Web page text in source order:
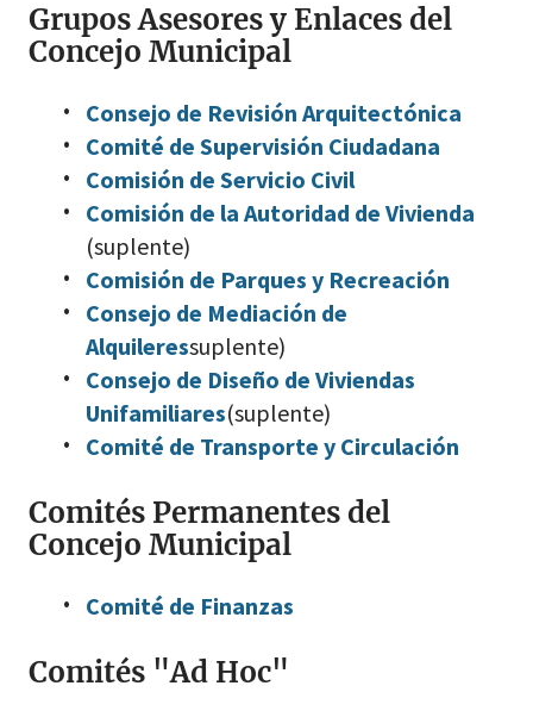
Grupos Asesores y Enlaces del
Concejo Municipal
Consejo de Revisión Arquitectónica
Comité de Supervisión Ciudadana
Comisión de Servicio Civil
Comisión de la Autoridad de Vivienda
(suplente)
Comisión de Parques y Recreación
Consejo de Mediación de
Alquileressuplente)
Consejo de Diseño de Viviendas
Unifamiliares(suplente)
Comité de Transporte y Circulación
Comités Permanentes del
Concejo Municipal
Comité de Finanzas
Comités "Ad Hoc"